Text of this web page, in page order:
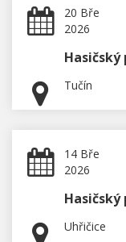
20 Bře
2026
Hasičský
Tučín
14 Bře
2026
Hasičský
Uhřičice